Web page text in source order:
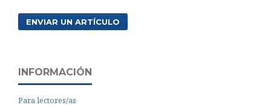
ENVIAR UN ARTÍCULO
INFORMACIÓN
Para lectores/as